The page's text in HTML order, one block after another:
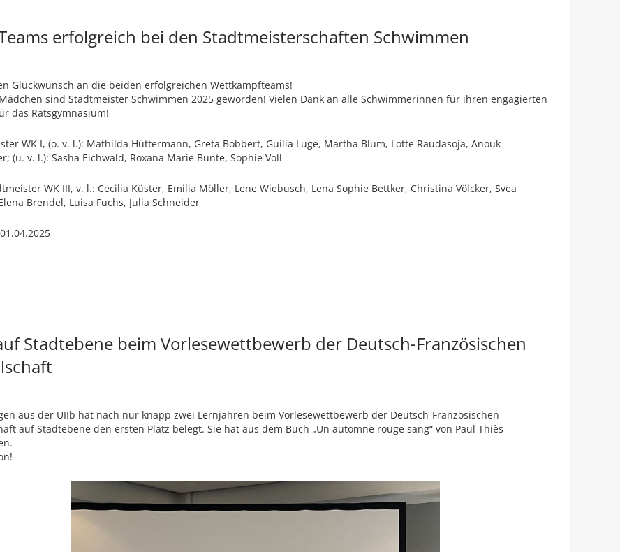
erfolgreich bei den Stadtmeisterschaften Schwimmen
Glückwunsch an die beiden erfolgreichen Wettkampfteams!
sind Stadtmeister Schwimmen 2025 geworden! Vielen Dank an alle Schwimmerinnen für ihren engagierten
das Ratsgymnasium!
WK I, (o. v. l.): Mathilda Hüttermann, Greta Bobbert, Guilia Luge, Martha Blum, Lotte Raudasoja, Anouk
(u. v. l.): Sasha Eichwald, Roxana Marie Bunte, Sophie Voll
WK III, v. l.: Cecilia Küster, Emilia Möller, Lene Wiebusch, Lena Sophie Bettker, Christina Völcker, Svea
Brendel, Luisa Fuchs, Julia Schneider
Stadtebene beim Vorlesewettbewerb der Deutsch-Französischen
aus der UIIb hat nach nur knapp zwei Lernjahren beim Vorlesewettbewerb der Deutsch-Französischen
auf Stadtebene den ersten Platz belegt. Sie hat aus dem Buch „Un automne rouge sang“ von Paul Thiès